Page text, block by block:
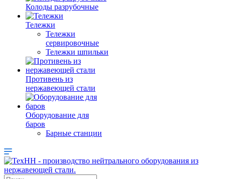
Колоды разрубочные
Тележки
Тележки
сервировочные
Тележки шпильки
Противень из
нержавеющей стали
Оборудование для
баров
Барные станции